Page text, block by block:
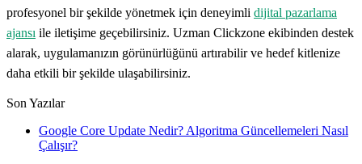
profesyonel bir şekilde yönetmek için deneyimli dijital pazarlama
ajansı ile iletişime geçebilirsiniz. Uzman Clickzone ekibinden destek
alarak, uygulamanızın görünürlüğünü artırabilir ve hedef kitlenize
daha etkili bir şekilde ulaşabilirsiniz.
Son Yazılar
Google Core Update Nedir? Algoritma Güncellemeleri Nasıl
Çalışır?